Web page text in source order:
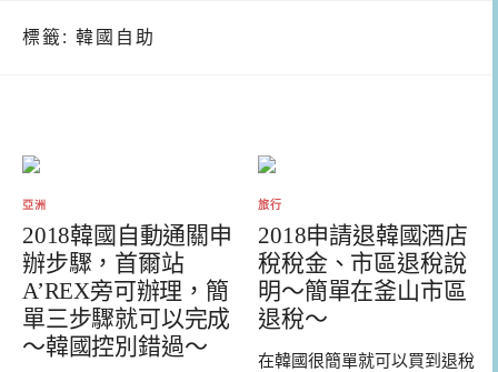
標籤: 韓國自助
亞洲
2018韓國自動通關申
辦步驟，首爾站
A’REX旁可辦理，簡
單三步驟就可以完成
～韓國控別錯過～
旅行
2018申請退韓國酒店
稅稅金、市區退稅說
明～簡單在釜山市區
退稅～
在韓國很簡單就可以買到退稅